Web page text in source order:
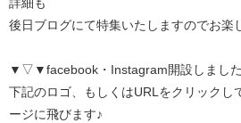
詳細も
後日ブログにて特集いたしますのでお楽
▼▽▼facebook・Instagram開設しま
下記のロゴ、もしくはURLをクリックし
ージに飛びます♪